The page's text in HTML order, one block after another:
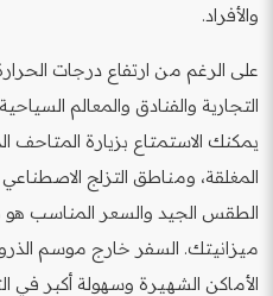
والأفراد.
على الرغم من ارتفاع درجات
التجارية والفنادق والمعالم
يمكنك الاستمتاع بزيارة المتاحف
المغلقة، ومناطق التزلج
الطقس الجيد والسعر المناسب
ميزانيتك. السفر خارج موسم
الأماكن الشهيرة وسهولة أكبر في